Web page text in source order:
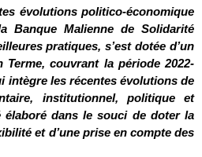
évolutions politico-économique
Banque Malienne de Solidarité
pratiques, s’est dotée d’un
Terme, couvrant la période 2022-
intègre les récentes évolutions de
institutionnel, politique et
élaboré dans le souci de doter la
et d’une prise en compte des